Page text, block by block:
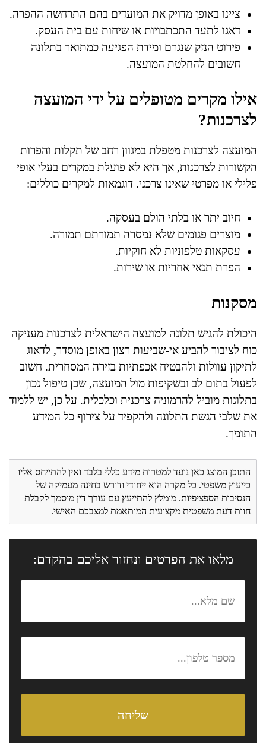
ציינו באופן מדויק את המועדים בהם התרחשה ההפרה.
דאגו לתעד התכתבויות או שיחות עם בית העסק.
פירוט הנזק שנגרם ומידת הפגיעה כמתואר בתלונה
חשובים להחלטת המועצה.
אילו מקרים מטופלים על ידי המועצה
לצרכנות?
המועצה לצרכנות מטפלת במגוון רחב של תקלות והפרות
הקשורות לצרכנות, אך היא לא פועלת במקרים בעלי אופי
פלילי או מפרטי שאינו צרכני. דוגמאות למקרים כוללים:
חיוב יתר או בלתי הולם בעסקה.
מוצרים פגומים שלא נמסרה תמורתם תמורה.
עסקאות טלפוניות לא חוקיות.
הפרת תנאי אחריות או שירות.
מסקנות
היכולת להגיש תלונה למועצה הישראלית לצרכנות מעניקה
כוח לציבור להביע אי-שביעות רצון באופן מוסדר, לדאוג
לתיקון עוולות ולהבטיח אכפתיות בזירה המסחרית. חשוב
לפעול בתום לב ובשקיפות מול המועצה, שכן טיפול נכון
בתלונות מוביל להרמוניה צרכנית וכלכלית. על כן, יש ללמוד
את שלבי הגשת התלונה ולהקפיד על צירוף כל המידע
התומך.
התוכן המוצג כאן נועד למטרות מידע כללי בלבד ואין להתייחס אליו
כייעוץ משפטי. כל מקרה הוא ייחודי ודורש בחינה מעמיקה של
הנסיבות הספציפיות. מומלץ להתייעץ עם עורך דין מוסמך לקבלת
חוות דעת משפטית מקצועית המותאמת למצבכם האישי.
מלאו את הפרטים ונחזור אליכם בהקדם: